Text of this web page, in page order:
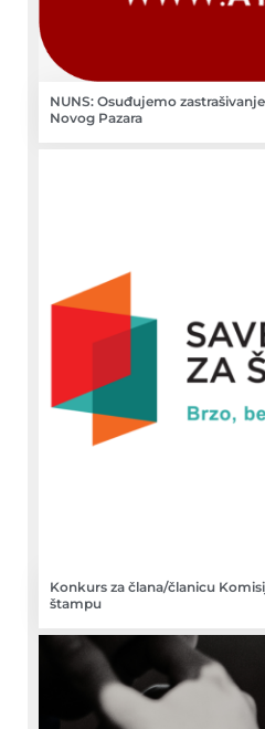
NUNS: Osuđujemo
Novog Pazara
Konkurs za člana/članicu
štampu